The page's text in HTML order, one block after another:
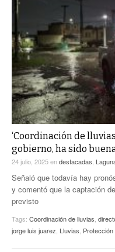
‘Coordinación de
gobierno, ha sido
24 julio, 2025endestacadas
Señaló que todavía hay
y comentó que la captación
previsto
Tags: Coordinación de lluvias
jorge luis juarez Lluvias